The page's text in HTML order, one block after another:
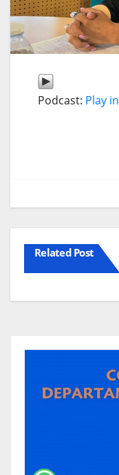
Podcast: Play
Related Post